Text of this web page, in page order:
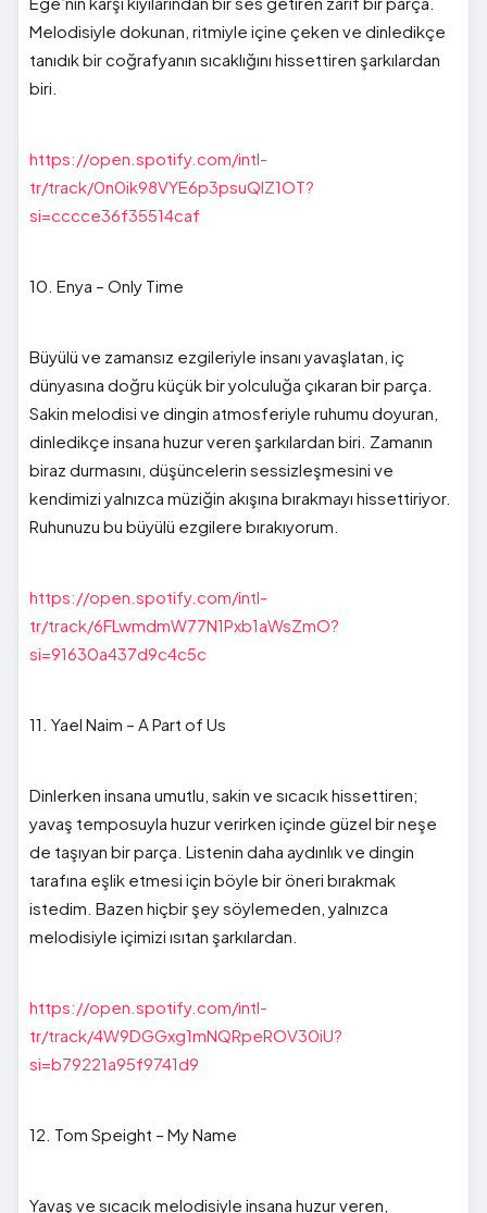
Melodisiyle dokunan, ritmiyle içine çeken ve dinledikçe
tanıdık bir coğrafyanın sıcaklığını hissettiren şarkılardan
biri.
https://open.spotify.com/intl-
tr/track/0n0ik98VYE6p3psuQIZ1OT?
si=cccce36f35514caf
10. Enya – Only Time
Büyülü ve zamansız ezgileriyle insanı yavaşlatan, iç
dünyasına doğru küçük bir yolculuğa çıkaran bir parça.
Sakin melodisi ve dingin atmosferiyle ruhumu doyuran,
dinledikçe insana huzur veren şarkılardan biri. Zamanın
biraz durmasını, düşüncelerin sessizleşmesini ve
kendimizi yalnızca müziğin akışına bırakmayı hissettiriyor.
Ruhunuzu bu büyülü ezgilere bırakıyorum.
https://open.spotify.com/intl-
tr/track/6FLwmdmW77N1Pxb1aWsZmO?
si=91630a437d9c4c5c
11. Yael Naim – A Part of Us
Dinlerken insana umutlu, sakin ve sıcacık hissettiren;
yavaş temposuyla huzur verirken içinde güzel bir neşe
de taşıyan bir parça. Listenin daha aydınlık ve dingin
tarafına eşlik etmesi için böyle bir öneri bırakmak
istedim. Bazen hiçbir şey söylemeden, yalnızca
melodisiyle içimizi ısıtan şarkılardan.
https://open.spotify.com/intl-
tr/track/4W9DGGxg1mNQRpeROV30iU?
si=b79221a95f9741d9
12. Tom Speight – My Name
Yavaş ve sıcacık melodisiyle insana huzur veren,